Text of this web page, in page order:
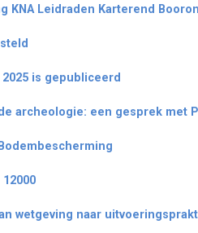
KNA Leidraden Karterend
is gepubliceerd
archeologie: een gesprek met
wetgeving naar